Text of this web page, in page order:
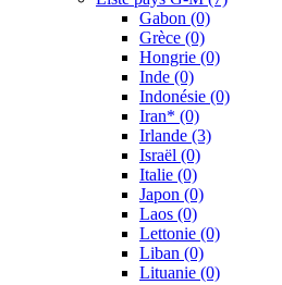
Gabon (0)
Grèce (0)
Hongrie (0)
Inde (0)
Indonésie (0)
Iran* (0)
Irlande (3)
Israël (0)
Italie (0)
Japon (0)
Laos (0)
Lettonie (0)
Liban (0)
Lituanie (0)